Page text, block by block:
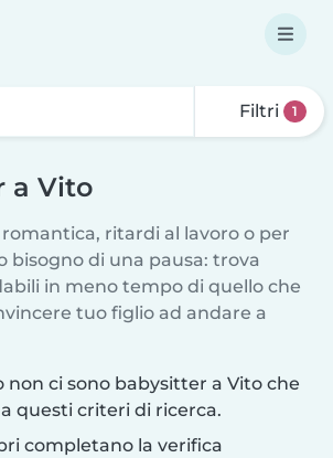
Filtri 1
a Vito
ritardi al lavoro o per
bisogno di una pausa: trova
in meno tempo di quello che
tuo figlio ad andare a
ci sono babysitter a Vito che
questi criteri di ricerca.
completano la verifica